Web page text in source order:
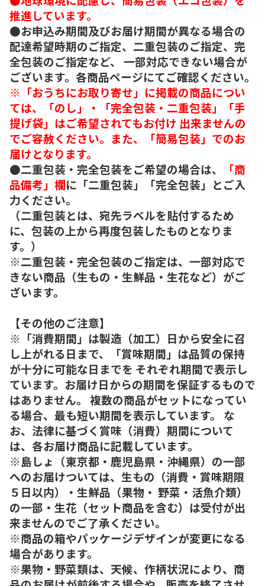
推進しています。
●お申込み期間及びお届け期間が異なる場合の
配達希望時期のご指定、二重包装のご指定、完
全包装のご指定など、 一部対応できない場合が
ございます。各商品ページにてご確認ください。
※「おうちにお取り寄せ」に掲載の商品につい
ては、「のし」・「完全包装・二重包装」「手
提げ袋」はご希望されてもお付け 出来ませんの
でご容赦ください。また、「簡易包装」でのお
届けとなります。
●二重包装・完全包装をご希望の場合は、
「商
品備考」欄に「二重包装」「完全包装」とご入
力ください。
（二重包装とは、宛先ラベルを貼付するため
に、包装の上から再度包装したものとなりま
す。）
※二重包装・完全包装のご指定は、一部対応で
きない商品（生もの・生鮮品・生花など）がご
ざいます。
【その他のご注意】
※「消費期間」は製造（加工）日から安全に召
し上がれる日まで、「賞味期間」は品質の保持
が十分に可能な日までを それぞれ期間で表示し
ています。お届け日からの期間を保証するもので
はありません。 複数の商品がセットになってい
る場合、最も短い期間を表示しています。 な
お、法律に基づく賞味（消費）期間について
は、各お届け商品に記載しています。
※島しょ（東京都・鹿児島県・沖縄県）の一部
へのお届けついては、生もの（消費・賞味期限
５日以内）・生鮮品（果物・ 野菜・活魚介類）
の一部・生花（セット商品を含む）は受付が出
来ませんのでご了承ください。
※商品の箱やパッケージデザインが変更になる
場合があります。
※果物・野菜類は、天候、作柄状況により、商